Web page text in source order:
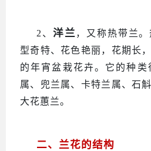
2、 洋兰 ，又称热带兰
型奇特、花色艳丽，花期长
的年宵盆栽花卉。它的种类
属、兜兰属、卡特兰属、石
大花蕙兰。
二、兰花的结构